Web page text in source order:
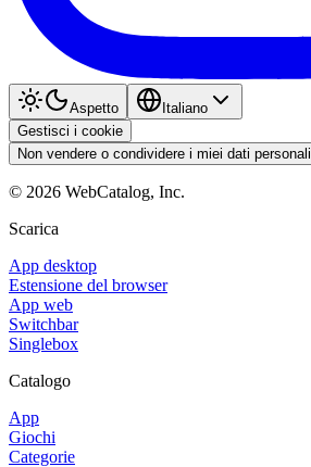
Aspetto
Italiano
Gestisci i cookie
Non vendere o condividere i miei dati personali
© 2026 WebCatalog, Inc.
Scarica
App desktop
Estensione del browser
App web
Switchbar
Singlebox
Catalogo
App
Giochi
Categorie